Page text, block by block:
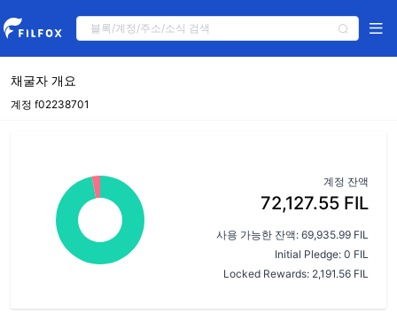
채굴자 개요
계정 f02238701
계정 잔액
72,127.55 FIL
사용 가능한 잔액: 69,935.99 FIL
Initial Pledge: 0 FIL
Locked Rewards: 2,191.56 FIL